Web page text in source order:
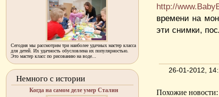
http://
времени на
эти снимки,
26-01-2012,
Похожие новости:
Сегодня мы рассмотрим три наиболее удачных мастер класса
для детей. Их удачность обусловлена их популярностью.
Это мастер класс по рисованию на воде...
Немного с истории
Когда на самом деле умер Сталин